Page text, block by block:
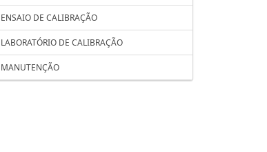
ENSAIO DE CALIBRAÇÃO
LABORATÓRIO DE CALIBRAÇÃO
MANUTENÇÃO